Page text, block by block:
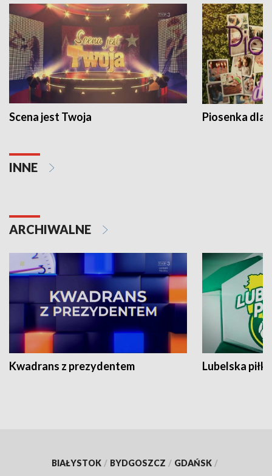
Scena jest Twoja Piosenka dla
INNE
ARCHIWALNE
Kwadrans z prezydentem Lubelska piłka
BIAŁYSTOK / BYDGOSZCZ / GDAŃSK /